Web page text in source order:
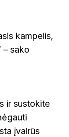
kampelis,
– sako
ir sustokite
įvairūs